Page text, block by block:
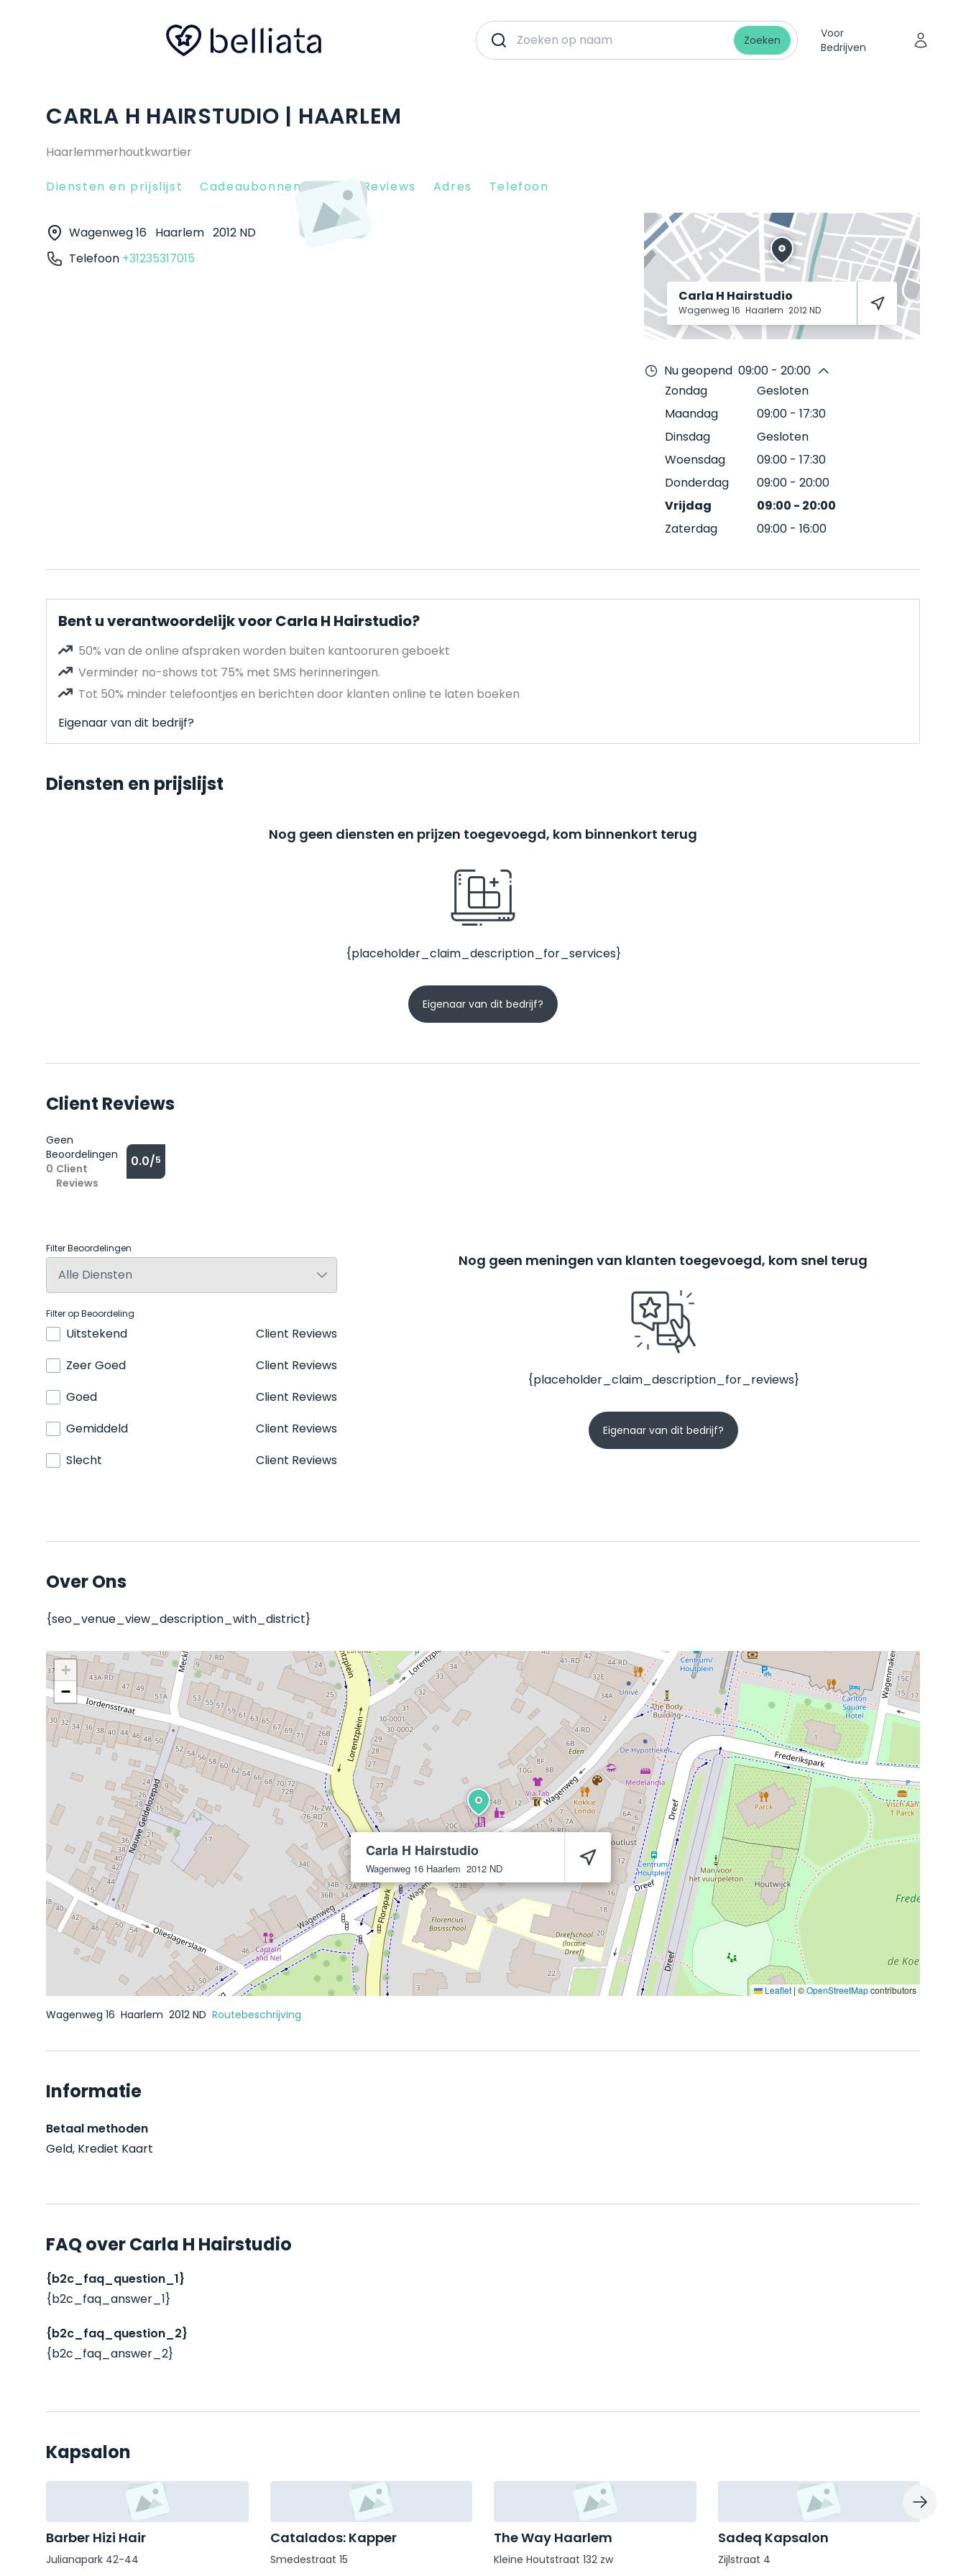
Zoeken
Voor
Bedrijven
CARLA H HAIRSTUDIO | HAARLEM
Haarlemmerhoutkwartier
Diensten en prijslijst Cadeaubonnen Client Reviews Adres Telefoon
Wagenweg 16 Haarlem 2012 ND
Telefoon +31235317015
Carla H Hairstudio
Wagenweg 16 Haarlem 2012 ND
Nu geopend 09:00 - 20:00
Zondag
Gesloten
Maandag
09:00 - 17:30
Dinsdag
Gesloten
Woensdag
09:00 - 17:30
Donderdag
09:00 - 20:00
Vrijdag
09:00 - 20:00
Zaterdag
09:00 - 16:00
Bent u verantwoordelijk voor Carla H Hairstudio?
50% van de online afspraken worden buiten kantooruren geboekt
Verminder no-shows tot 75% met SMS herinneringen.
Tot 50% minder telefoontjes en berichten door klanten online te laten boeken
Eigenaar van dit bedrijf?
Diensten en prijslijst
Nog geen diensten en prijzen toegevoegd, kom binnenkort terug
{placeholder_claim_description_for_services}
Eigenaar van dit bedrijf?
Client Reviews
Geen
Beoordelingen
0 Client
Reviews
0.0/5
Filter Beoordelingen
Filter op Beoordeling
Uitstekend
Client Reviews
Zeer Goed
Client Reviews
Goed
Client Reviews
Gemiddeld
Client Reviews
Slecht
Client Reviews
Nog geen meningen van klanten toegevoegd, kom snel terug
{placeholder_claim_description_for_reviews}
Eigenaar van dit bedrijf?
Over Ons
{seo_venue_view_description_with_district}
Carla H Hairstudio
Wagenweg 16 Haarlem 2012 ND
+
−
Leaflet | ©OpenStreetMapcontributors
Wagenweg 16 Haarlem 2012 ND Routebeschrijving
Informatie
Betaal methoden
Geld, Krediet Kaart
FAQ over Carla H Hairstudio
{b2c_faq_question_1}
{b2c_faq_answer_1}
{b2c_faq_question_2}
{b2c_faq_answer_2}
Kapsalon
Barber Hizi Hair
Julianapark 42-44
Catalados: Kapper
Smedestraat 15
The Way Haarlem
Kleine Houtstraat 132 zw
Sadeq Kapsalon
Zijlstraat 4